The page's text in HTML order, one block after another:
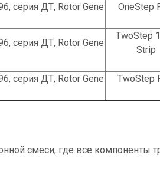
серия ДТ, Rotor Gene OneStep
серия ДТ, Rotor Gene
TwoStep
Strip
серия ДТ, Rotor Gene TwoStep
смеси, где все компоненты